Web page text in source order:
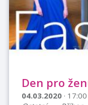
Den pro
04.03.2020 · 17:00